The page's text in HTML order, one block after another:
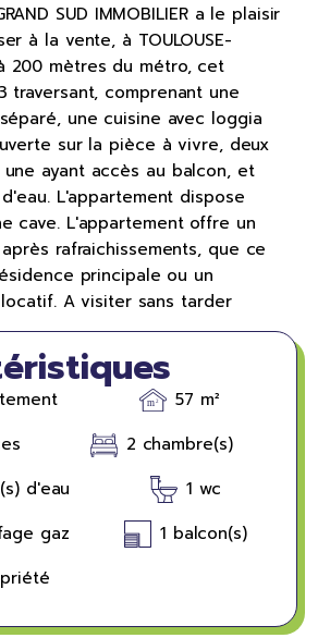
SUD IMMOBILIER a le plaisir
à la vente, à TOULOUSE-
à 200 mètres du métro, cet
traversant, comprenant une
une cuisine avec loggia
sur la pièce à vivre, deux
ayant accès au balcon, et
L'appartement dispose
cave. L'appartement offre un
rafraichissements, que ce
principale ou un
A visiter sans tarder
57 m²
2 chambre(s)
d'eau
1 wc
gaz
1 balcon(s)